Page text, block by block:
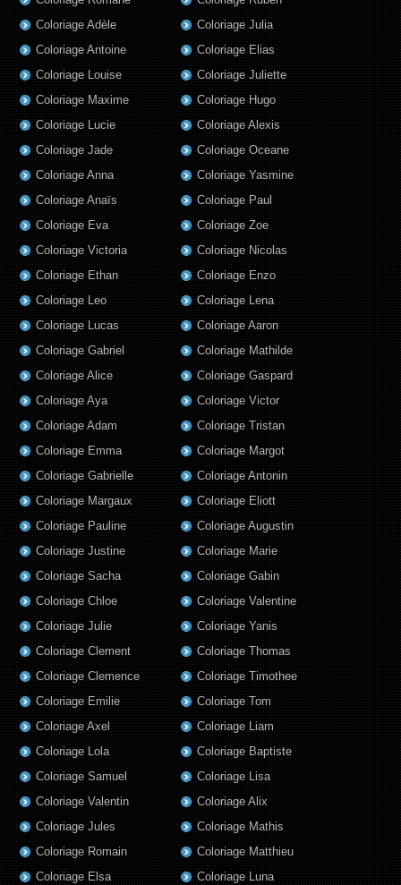
Coloriage Adèle
Coloriage Antoine
Coloriage Louise
Coloriage Maxime
Coloriage Lucie
Coloriage Jade
Coloriage Anna
Coloriage Anaïs
Coloriage Eva
Coloriage Victoria
Coloriage Ethan
Coloriage Leo
Coloriage Lucas
Coloriage Gabriel
Coloriage Alice
Coloriage Aya
Coloriage Adam
Coloriage Emma
Coloriage Gabrielle
Coloriage Julia
Coloriage Elias
Coloriage Juliette
Coloriage Hugo
Coloriage Alexis
Coloriage Oceane
Coloriage Yasmine
Coloriage Paul
Coloriage Zoe
Coloriage Nicolas
Coloriage Enzo
Coloriage Lena
Coloriage Aaron
Coloriage Mathilde
Coloriage Gaspard
Coloriage Victor
Coloriage Tristan
Coloriage Margot
Coloriage Antonin
Coloriage Margaux
Coloriage Pauline
Coloriage Justine
Coloriage Sacha
Coloriage Chloe
Coloriage Julie
Coloriage Clement
Coloriage Clemence
Coloriage Emilie
Coloriage Axel
Coloriage Lola
Coloriage Samuel
Coloriage Valentin
Coloriage Jules
Coloriage Romain
Coloriage Elsa
Coloriage Eliott
Coloriage Augustin
Coloriage Marie
Coloriage Gabin
Coloriage Valentine
Coloriage Yanis
Coloriage Thomas
Coloriage Timothee
Coloriage Tom
Coloriage Liam
Coloriage Baptiste
Coloriage Lisa
Coloriage Alix
Coloriage Mathis
Coloriage Matthieu
Coloriage Luna